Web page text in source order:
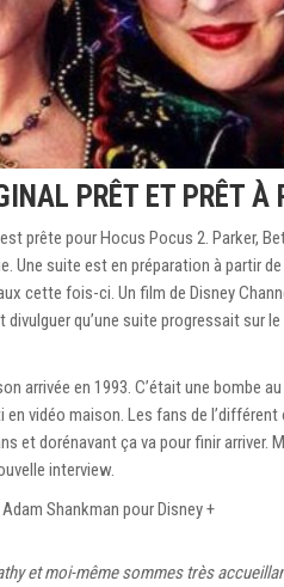
PRÊT ET PRÊT À
prête pour Hocus Pocus 2. Parker,
Une suite est en préparation à partir
cette fois-ci. Un film de Disney
qu’une suite progressait sur le
arrivée en 1993. C’était une bombe
vidéo maison. Les fans de
et dorénavant ça va pour finir arriver.
interview.
Shankman pour Disney +
et moi-même sommes très